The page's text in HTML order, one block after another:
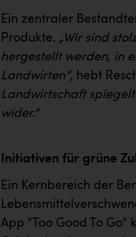
Ein zentraler
Produkte. „Wir sind
hergestellt werden, in
Landwirten“, hebt
Landwirtschaft
wider.“
Initiativen für grüne
Ein Kernbereich der
App "Too Good To Go"